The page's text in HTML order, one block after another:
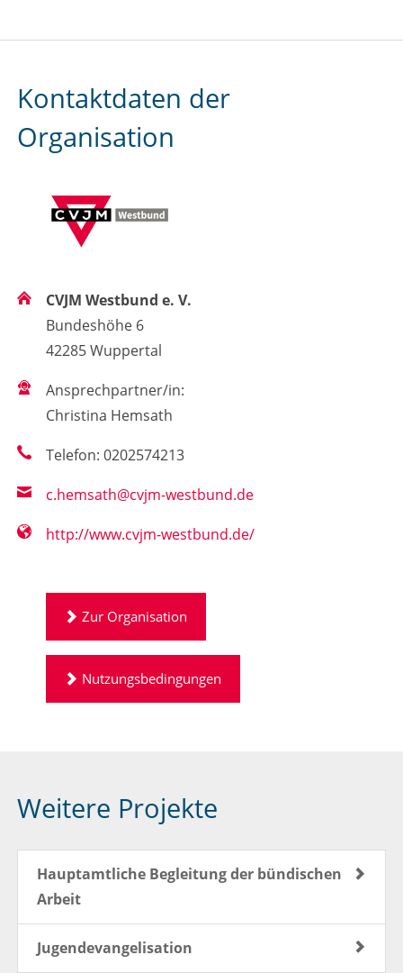
Kontaktdaten der
Organisation
CVJM Westbund e. V.
Bundeshöhe 6
42285 Wuppertal
Ansprechpartner/in:
Christina Hemsath
Telefon: 0202574213
c.hemsath@cvjm-westbund.de
http://www.cvjm-westbund.de/
Zur Organisation
Nutzungsbedingungen
Weitere Projekte
Hauptamtliche Begleitung der bündischen
Arbeit
Jugendevangelisation